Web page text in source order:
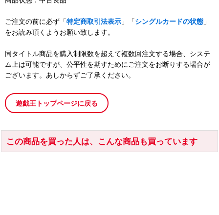
ご注文の前に必ず「特定商取引法表示 」「シングルカードの状態 」
をお読み頂くようお願い致します。
同タイトル商品を購入制限数を超えて複数回注文する場合、システ
ム上は可能ですが、公平性を期すためにご注文をお断りする場合が
ございます。あしからずご了承ください。
遊戯王トップページに戻る
この商品を買った人は、こんな商品も買っています